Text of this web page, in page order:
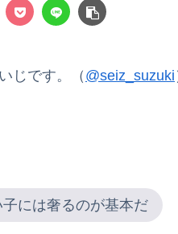
じです。（ @seiz_suzuki
子には奢るのが基本だ